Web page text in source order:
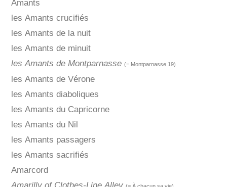
Amants
les Amants crucifiés
les Amants de la nuit
les Amants de minuit
les Amants de Montparnasse (= Montparnasse 19)
les Amants de Vérone
les Amants diaboliques
les Amants du Capricorne
les Amants du Nil
les Amants passagers
les Amants sacrifiés
Amarcord